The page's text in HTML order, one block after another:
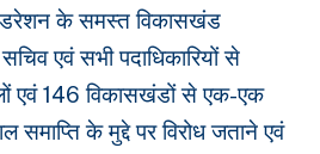
के समस्त विकासखंड
एवं सभी पदाधिकारियों से
एवं 146 विकासखंडों से एक-एक
समाप्ति के मुद्दे पर विरोध जताने एवं